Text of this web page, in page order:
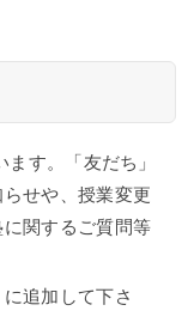
ます。「友だち」
せや、授業変更
関するご質問等
追加して下さ